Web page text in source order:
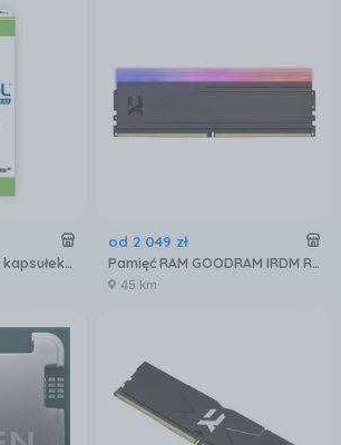
Enterol Probiotyk 30 kapsułek 250 mg
od 2 049 zł
Pamięć RAM GOODRAM IRDM RGB 32GB [2x16GB 6000MHz DDR5 CL30 DIMM] (IRG60D5L30S32GDC)
45 km